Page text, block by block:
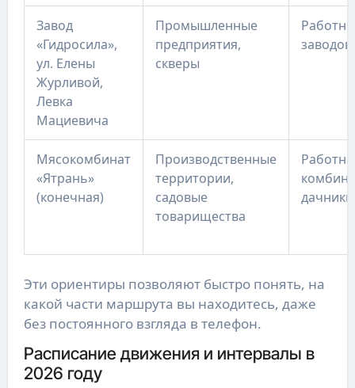
Завод
«Гидросила»,
ул. Елены
Журливой,
Левка
Мациевича
Промышленные
предприятия,
скверы
Мясокомбинат
«Ятрань»
(конечная)
Производственные
территории,
садовые
товарищества
дачники
Эти ориентиры позволяют быстро понять, на
какой части маршрута вы находитесь, даже
без постоянного взгляда в телефон.
Расписание движения и интервалы в
2026 году